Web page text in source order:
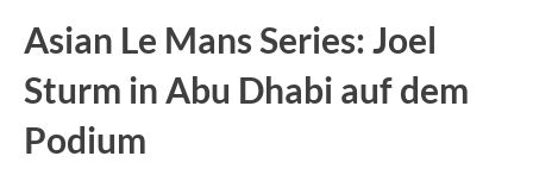
Asian Le Mans Series: Joel
Sturm in Abu Dhabi auf dem
Podium